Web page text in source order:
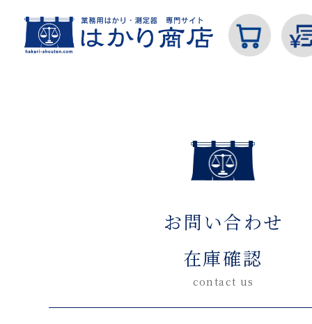
カテゴリから探す
分銅
ホーム お問い合わせ在庫確認(入力ページ)
お問い合わせ
在庫確認
contact us